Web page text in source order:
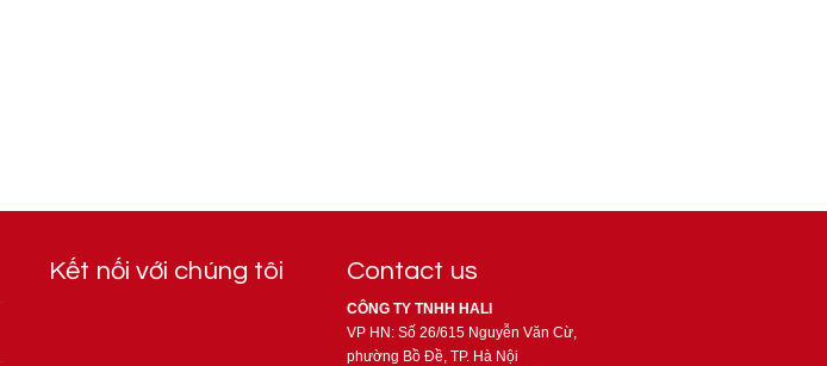
Kết nối với chúng tôi Contact us
CÔNG TY TNHH HALI
VP HN: Số 26/615 Nguyễn Văn Cừ,
phường Bồ Đề, TP. Hà Nội